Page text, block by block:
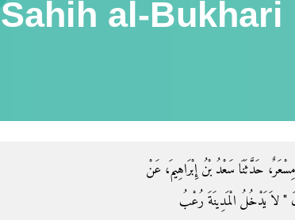
Sahih al-Bukhari
حَدَّثَنَا سَعْدُ بْنُ إِبْرَاهِيمَ، عَنْ
‏"‏ لاَ يَدْخُلُ الْمَدِينَةَ رُعْبُ